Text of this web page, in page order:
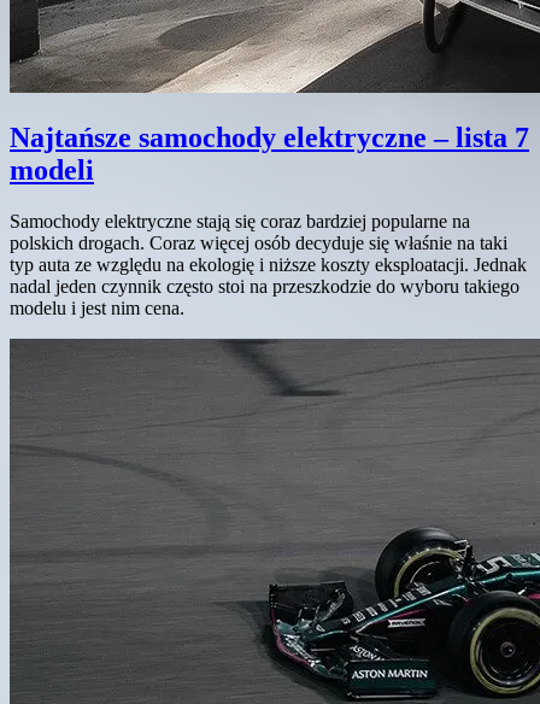
Najtańsze samochody elektryczne – lista 7
modeli
Samochody elektryczne stają się coraz bardziej popularne na
polskich drogach. Coraz więcej osób decyduje się właśnie na taki
typ auta ze względu na ekologię i niższe koszty eksploatacji. Jednak
nadal jeden czynnik często stoi na przeszkodzie do wyboru takiego
modelu i jest nim cena.